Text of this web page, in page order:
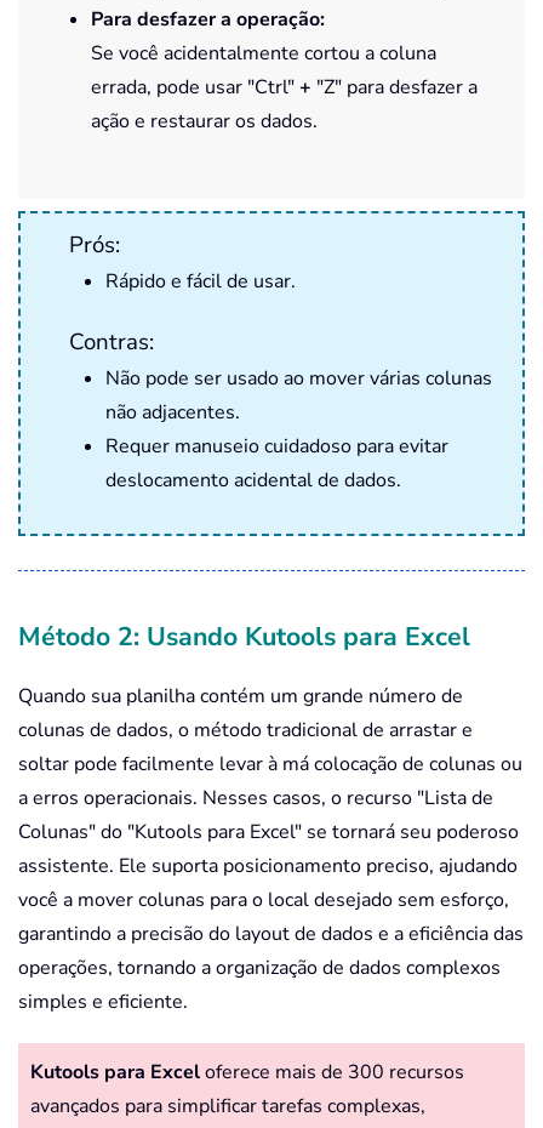
Para desfazer a operação:
Se você acidentalmente cortou a coluna
errada, pode usar "Ctrl"+ "Z" para desfazer a
ação e restaurar os dados.
Prós:
Rápido e fácil de usar.
Contras:
Não pode ser usado ao mover várias colunas
não adjacentes.
Requer manuseio cuidadoso para evitar
deslocamento acidental de dados.
Método 2: Usando Kutools para Excel
Quando sua planilha contém um grande número de
colunas de dados, o método tradicional de arrastar e
soltar pode facilmente levar à má colocação de colunas ou
a erros operacionais. Nesses casos, o recurso "Lista de
Colunas" do "Kutools para Excel" se tornará seu poderoso
assistente. Ele suporta posicionamento preciso, ajudando
você a mover colunas para o local desejado sem esforço,
garantindo a precisão do layout de dados e a eficiência das
operações, tornando a organização de dados complexos
simples e eficiente.
Kutools para Exceloferece mais de 300 recursos
avançados para simplificar tarefas complexas,